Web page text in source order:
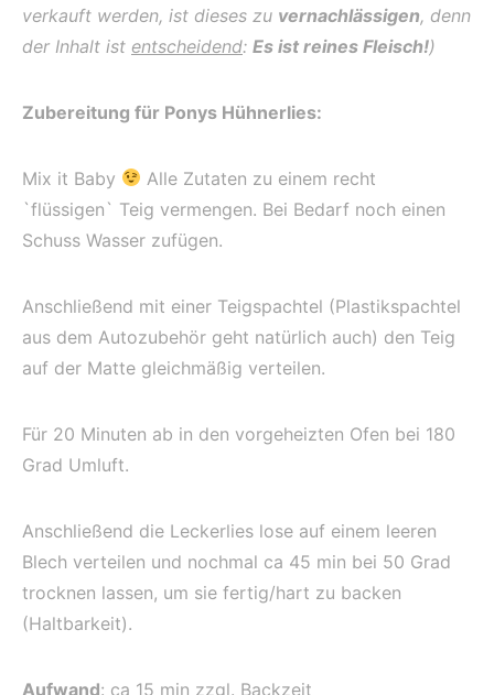
verkauft werden, ist dieses zu vernachlässigen, denn
der Inhalt ist entscheidend: Es ist reines Fleisch!)
Zubereitung für Ponys Hühnerlies:
Mix it Baby
Alle Zutaten zu einem recht
`flüssigen` Teig vermengen. Bei Bedarf noch einen
Schuss Wasser zufügen.
Anschließend mit einer Teigspachtel (Plastikspachtel
aus dem Autozubehör geht natürlich auch) den Teig
auf der Matte gleichmäßig verteilen.
Für 20 Minuten ab in den vorgeheizten Ofen bei 180
Grad Umluft.
Anschließend die Leckerlies lose auf einem leeren
Blech verteilen und nochmal ca 45 min bei 50 Grad
trocknen lassen, um sie fertig/hart zu backen
(Haltbarkeit).
Aufwand: ca 15 min zzgl. Backzeit